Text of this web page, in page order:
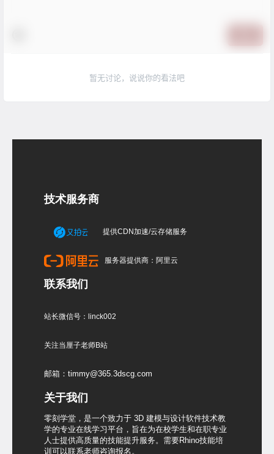
暂无讨论，说说你的看法吧
技术服务商
提供CDN加速/云存储服务
服务器提供商：阿里云
联系我们
站长微信号：linck002
关注当厘子老师B站
邮箱：timmy@365.3dscg.com
关于我们
零刻学堂，是一个致力于 3D 建模与设计软件技术教
学的专业在线学习平台，旨在为在校学生和在职专业
人士提供高质量的技能提升服务。需要Rhino技能培
训可以联系老师咨询报名。